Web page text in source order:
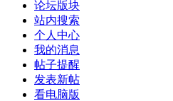
论坛版块
站内搜索
个人中心
我的消息
帖子提醒
发表新帖
看电脑版